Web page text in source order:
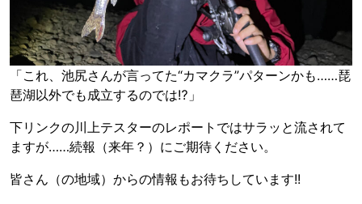
「これ、池尻さんが言ってた“カマクラ”パターンかも……琵
琶湖以外でも成立するのでは⁉︎」
下リンクの川上テスターのレポートではサラッと流されて
ますが……続報（来年？）にご期待ください。
皆さん（の地域）からの情報もお待ちしています!!